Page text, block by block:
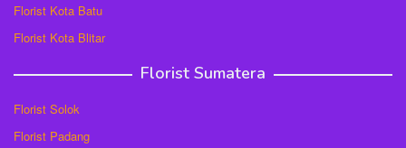
Florist Kota Batu
Florist Kota Blitar
Florist Sumatera
Florist Solok
Florist Padang